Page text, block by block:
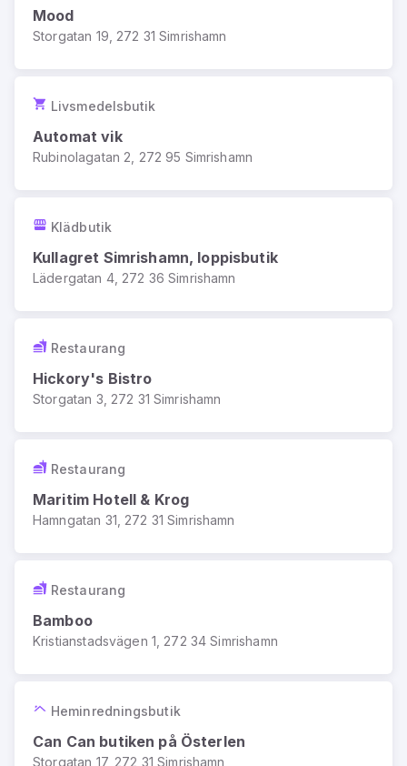
Mood
Storgatan 19, 272 31 Simrishamn
Livsmedelsbutik
Automat vik
Rubinolagatan 2, 272 95 Simrishamn
Klädbutik
Kullagret Simrishamn, loppisbutik
Lädergatan 4, 272 36 Simrishamn
Restaurang
Hickory's Bistro
Storgatan 3, 272 31 Simrishamn
Restaurang
Maritim Hotell & Krog
Hamngatan 31, 272 31 Simrishamn
Restaurang
Bamboo
Kristianstadsvägen 1, 272 34 Simrishamn
Heminredningsbutik
Can Can butiken på Österlen
Storgatan 17, 272 31 Simrishamn